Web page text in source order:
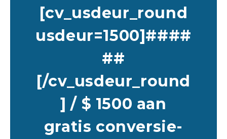
[cv_usdeur_round
usdeur=1500]####
##
[/cv_usdeur_round
] / $ 1500 aan
gratis conversie-